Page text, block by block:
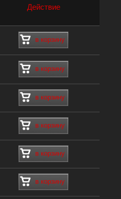
Действие
в корзину
в корзину
в корзину
в корзину
в корзину
в корзину